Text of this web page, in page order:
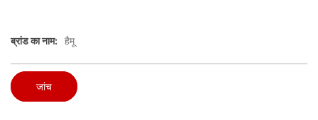
ब्रांड का नाम: हैमू
जांच